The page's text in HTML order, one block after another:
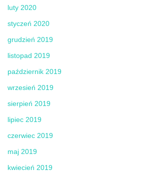
luty 2020
styczeń 2020
grudzień 2019
listopad 2019
październik 2019
wrzesień 2019
sierpień 2019
lipiec 2019
czerwiec 2019
maj 2019
kwiecień 2019